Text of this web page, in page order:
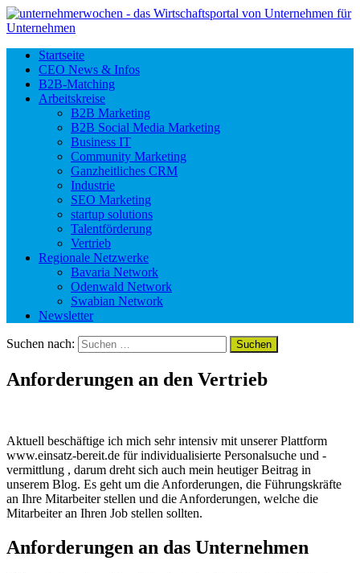
Startseite
CEO News & Infos
B2B-Matching
Arbeitskreise
B2B Marketing
B2B Social Media Marketing
Business IT
Community Marketing
Ganzheitliches CRM
Industrie
SEO Marketing
startup solutions
Talentförderung
Vertrieb
Regionale Netzwerke
Bavaria Network
Odenwald Network
Swabian Network
Newsletter
Suchen nach:
Anforderungen an den Vertrieb
Aktuell beschäftige ich mich sehr intensiv mit unserer Plattform
www.einsatz-bereit.de für individualisierte Personalsuche und -
vermittlung , darum dreht sich auch mein heutiger Beitrag in
unserem Blog. Es geht um die Anforderungen, die Führungskräfte
an Ihre Mitarbeiter stellen und die Anforderungen, welche die
Mitarbeiter an Ihren Job stellen sollten.
Anforderungen an das Unternehmen